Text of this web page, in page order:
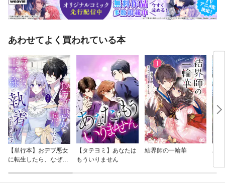
あわせてよく買われている本
【単行本】おデブ悪女
に転生したら、なぜか
【タテヨミ】あなたは
もういりません
結界師の一輪華
バ
今